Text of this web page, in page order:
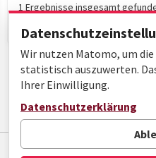
1 Ergebnisse insgesamt
Seite
Impressum
Wir nutzen Matomo, um
statistisch auszuwerten.
Ihrer Einwilligung.
Datenschutzerklärung